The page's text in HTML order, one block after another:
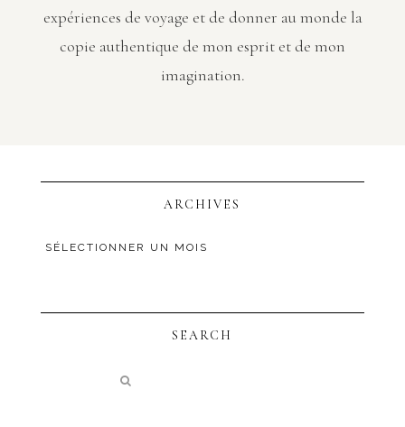
expériences de voyage et de donner au monde la
copie authentique de mon esprit et de mon
imagination.
ARCHIVES
SEARCH